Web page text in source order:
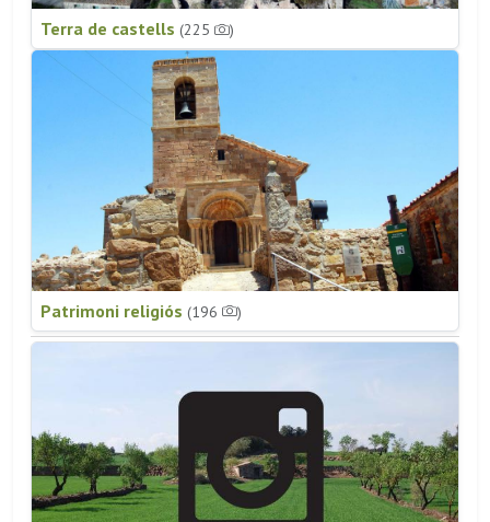
Terra de castells (225 )
Patrimoni religiós (196 )